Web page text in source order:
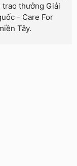
trao thưởng Giải
- Care For
Tây.